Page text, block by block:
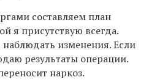
составляем план
я присутствую всегда.
изменения. Если
результаты операции.
наркоз.